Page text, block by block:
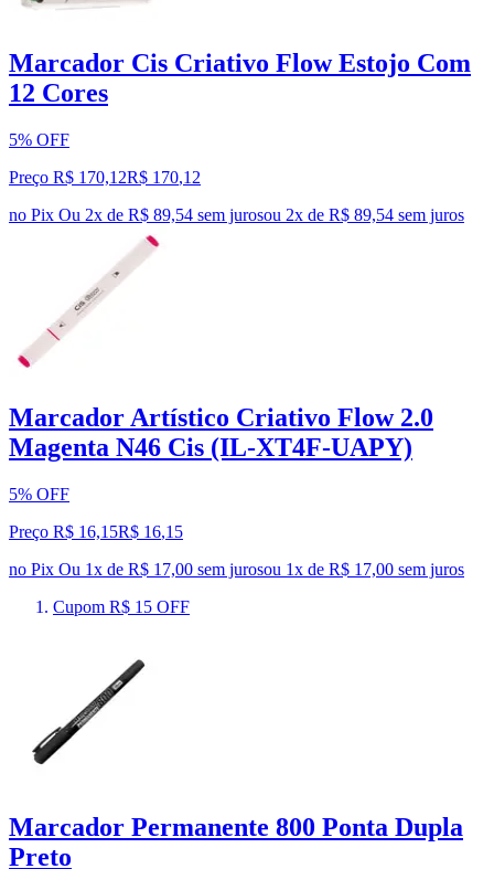
Marcador Cis Criativo Flow Estojo Com
12 Cores
5% OFF
Preço R$ 170,12R$ 170,12
no Pix Ou 2x de R$ 89,54 sem jurosou 2x de R$ 89,54 sem juros
Marcador Artístico Criativo Flow 2.0
Magenta N46 Cis (IL-XT4F-UAPY)
5% OFF
Preço R$ 16,15R$ 16,15
no Pix Ou 1x de R$ 17,00 sem jurosou 1x de R$ 17,00 sem juros
Cupom R$ 15 OFF
Marcador Permanente 800 Ponta Dupla
Preto